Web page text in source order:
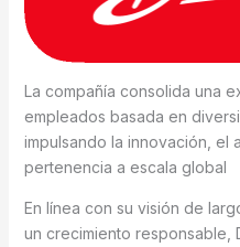
La compañía consolida una
empleados basada en
impulsando la innovación, el
pertenencia a escala global
En línea con su visión de
un crecimiento responsable,